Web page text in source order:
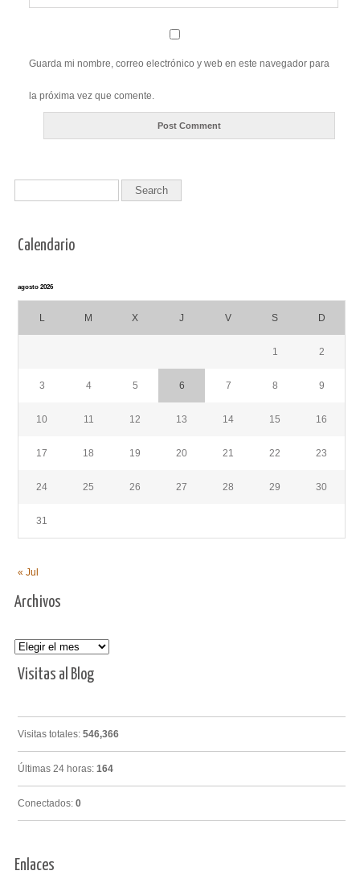
Guarda mi nombre, correo electrónico y web en este navegador para
la próxima vez que comente.
Calendario
agosto 2026
L M X J V S D
1 2
3 4 5 6 7 8 9
10 11 12 13 14 15 16
17 18 19 20 21 22 23
24 25 26 27 28 29 30
31
« Jul
Archivos
Archivos
Visitas al Blog
Visitas totales: 546,366
Últimas 24 horas: 164
Conectados: 0
Enlaces